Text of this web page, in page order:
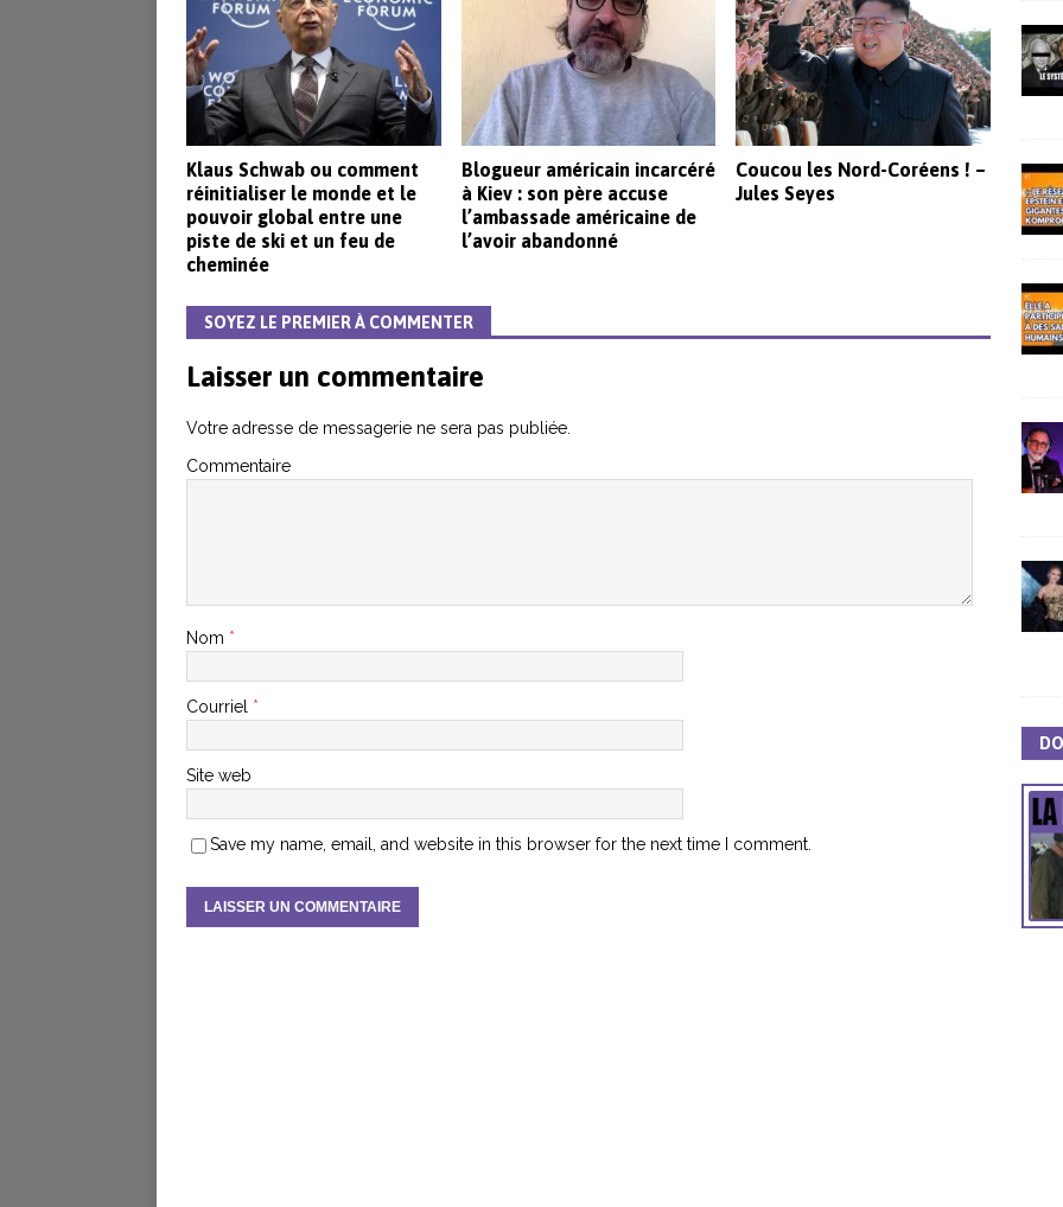
Klaus Schwab ou comment
réinitialiser le monde et le
pouvoir global entre une
piste de ski et un feu de
cheminée
Blogueur américain incarcéré
à Kiev : son père accuse
l’ambassade américaine de
l’avoir abandonné
Coucou les Nord-Coréens ! –
Jules Seyes
SOYEZ LE PREMIER À COMMENTER
Laisser un commentaire
Votre adresse de messagerie ne sera pas publiée.
Commentaire
Nom *
Courriel *
Site web
Save my name, email, and website in this browser for the next time I comment.